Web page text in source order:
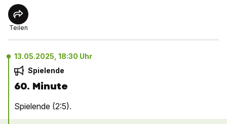
Teilen
13.05.2025, 18:30 Uhr
Spielende
60. Minute
Spielende (2:5).